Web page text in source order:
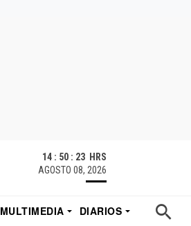
14 : 50 : 24 HRS
AGOSTO 08, 2026
MULTIMEDIA
DIARIOS